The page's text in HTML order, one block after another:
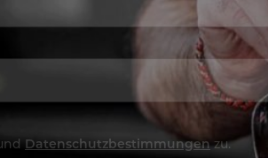
Datenschutzbestimmungenzu.